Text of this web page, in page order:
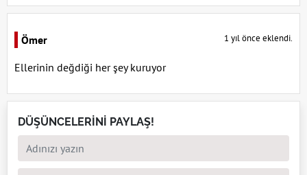
Ömer 1 yıl önce eklendi.
Ellerinin değdiği her şey kuruyor
DÜŞÜNCELERİNİ PAYLAŞ!